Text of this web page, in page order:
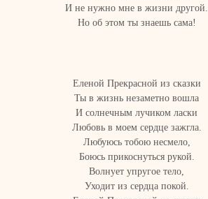
И не нужно мне в жизни другой.
Но об этом ты знаешь сама!
Еленой Прекрасной из сказки
Ты в жизнь незаметно вошла
И солнечным лучиком ласки
Любовь в моем сердце зажгла.
Любуюсь тобою несмело,
Боюсь прикоснуться рукой.
Волнует упругое тело,
Уходит из сердца покой.